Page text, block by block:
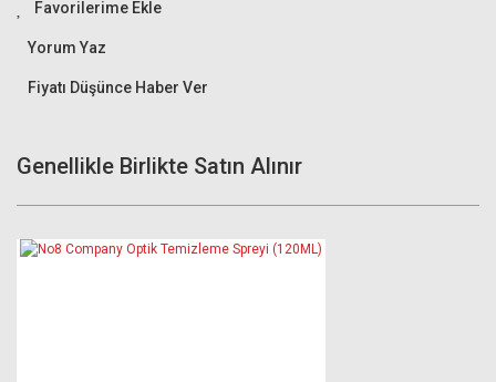
Yorum Yaz
Fiyatı Düşünce Haber Ver
Genellikle Birlikte Satın Alınır